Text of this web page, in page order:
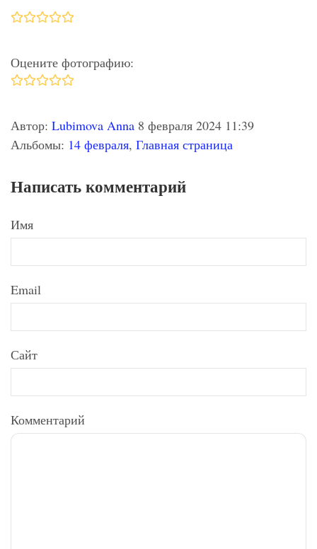
Оцените фотографию:
Автор: Lubimova Anna 8 февраля 2024 11:39
Альбомы: 14 февраля, Главная страница
Написать комментарий
Имя
Email
Сайт
Комментарий